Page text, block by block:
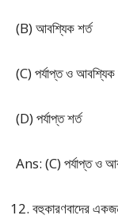
(B) আবশ্যিক শর্ত
(C) পর্যাপ্ত ও আবশ্যিক
(D) পর্যাপ্ত শর্ত
Ans: (C) পর্যাপ্ত ও
বহুকারণবাদের